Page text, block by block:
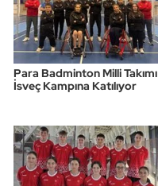
Para Badminton Milli Takımı
İsveç Kampına Katılıyor
Yelken
Yüzme